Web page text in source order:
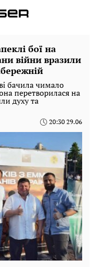
бої на
війни вразили
бачила чимало
перетворилася на
духу та
20:30 29.06